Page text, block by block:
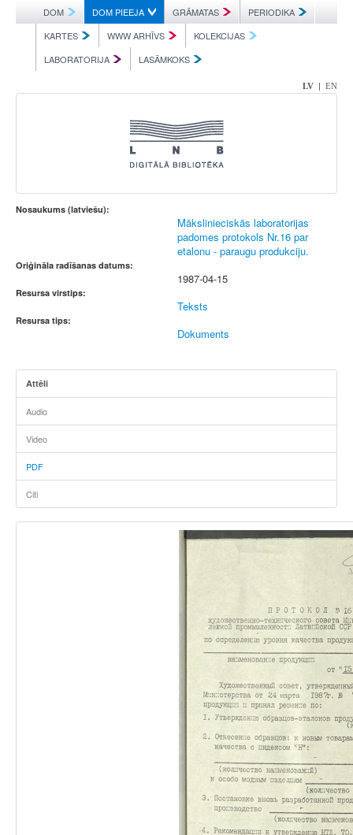
DOM DOM PIEEJA GRĀMATAS
PERIODIKA
KARTES
WWW ARHĪVS
KOLEKCIJAS
LABORATORIJA
LASĀMKOKS
LV | EN
Nosaukums (latviešu):
Mākslinieciskās laboratorijas
padomes protokols Nr.16 par
etalonu - paraugu produkciju.
Oriģināla radīšanas datums:
1987-04-15
Resursa virstips:
Teksts
Resursa tips:
Dokuments
Attēli
Audio
Video
PDF
Citi